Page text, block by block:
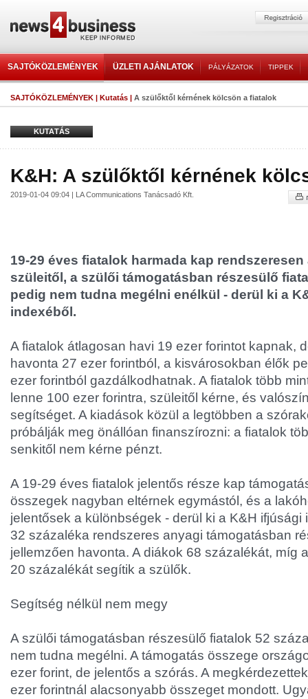
SAJTÓKÖZLEMÉNYEK ÜZLETI AJÁNLATOK PÁLYÁZATOK TIPPEK
SAJTÓKÖZLEMÉNYEK | Kutatás | A szülőktől kérnének kölcsön a fiatalok
KUTATÁS
K&H: A szülőktől kérnének
2019-01-04 09:04 | LA Communications Tanácsadó Kft.
19-29 éves fiatalok harmada kap
szüleitől, a szülői támogatásban részesülő
pedig nem tudna megélni enélkül - derül ki a
indexéből.
A fiatalok átlagosan havi 19 ezer forintot kapnak,
havonta 27 ezer forintból, a kisvárosokban élők
ezer forintból gazdálkodhatnak. A fiatalok több
lenne 100 ezer forintra, szüleitől kérne, és
segítséget. A kiadások közül a legtöbben a
próbálják meg önállóan finanszírozni: a fiatalok
senkitől nem kérne pénzt.
A 19-29 éves fiatalok jelentős része kap
összegek nagyban eltérnek egymástól, és a
jelentősek a különbségek - derül ki a K&H ifjúsági
32 százaléka rendszeres anyagi támogatásban
jellemzően havonta. A diákok 68 százalékát, míg
20 százalékát segítik a szülők.
Segítség nélkül nem megy
A szülői támogatásban részesülő fiatalok 52
nem tudna megélni. A támogatás összege
ezer forint, de jelentős a szórás. A
ezer forintnál alacsonyabb összeget mondott.